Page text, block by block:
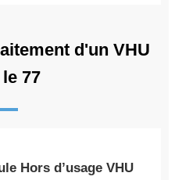
d'un VHU
77
Hors d’usage VHU